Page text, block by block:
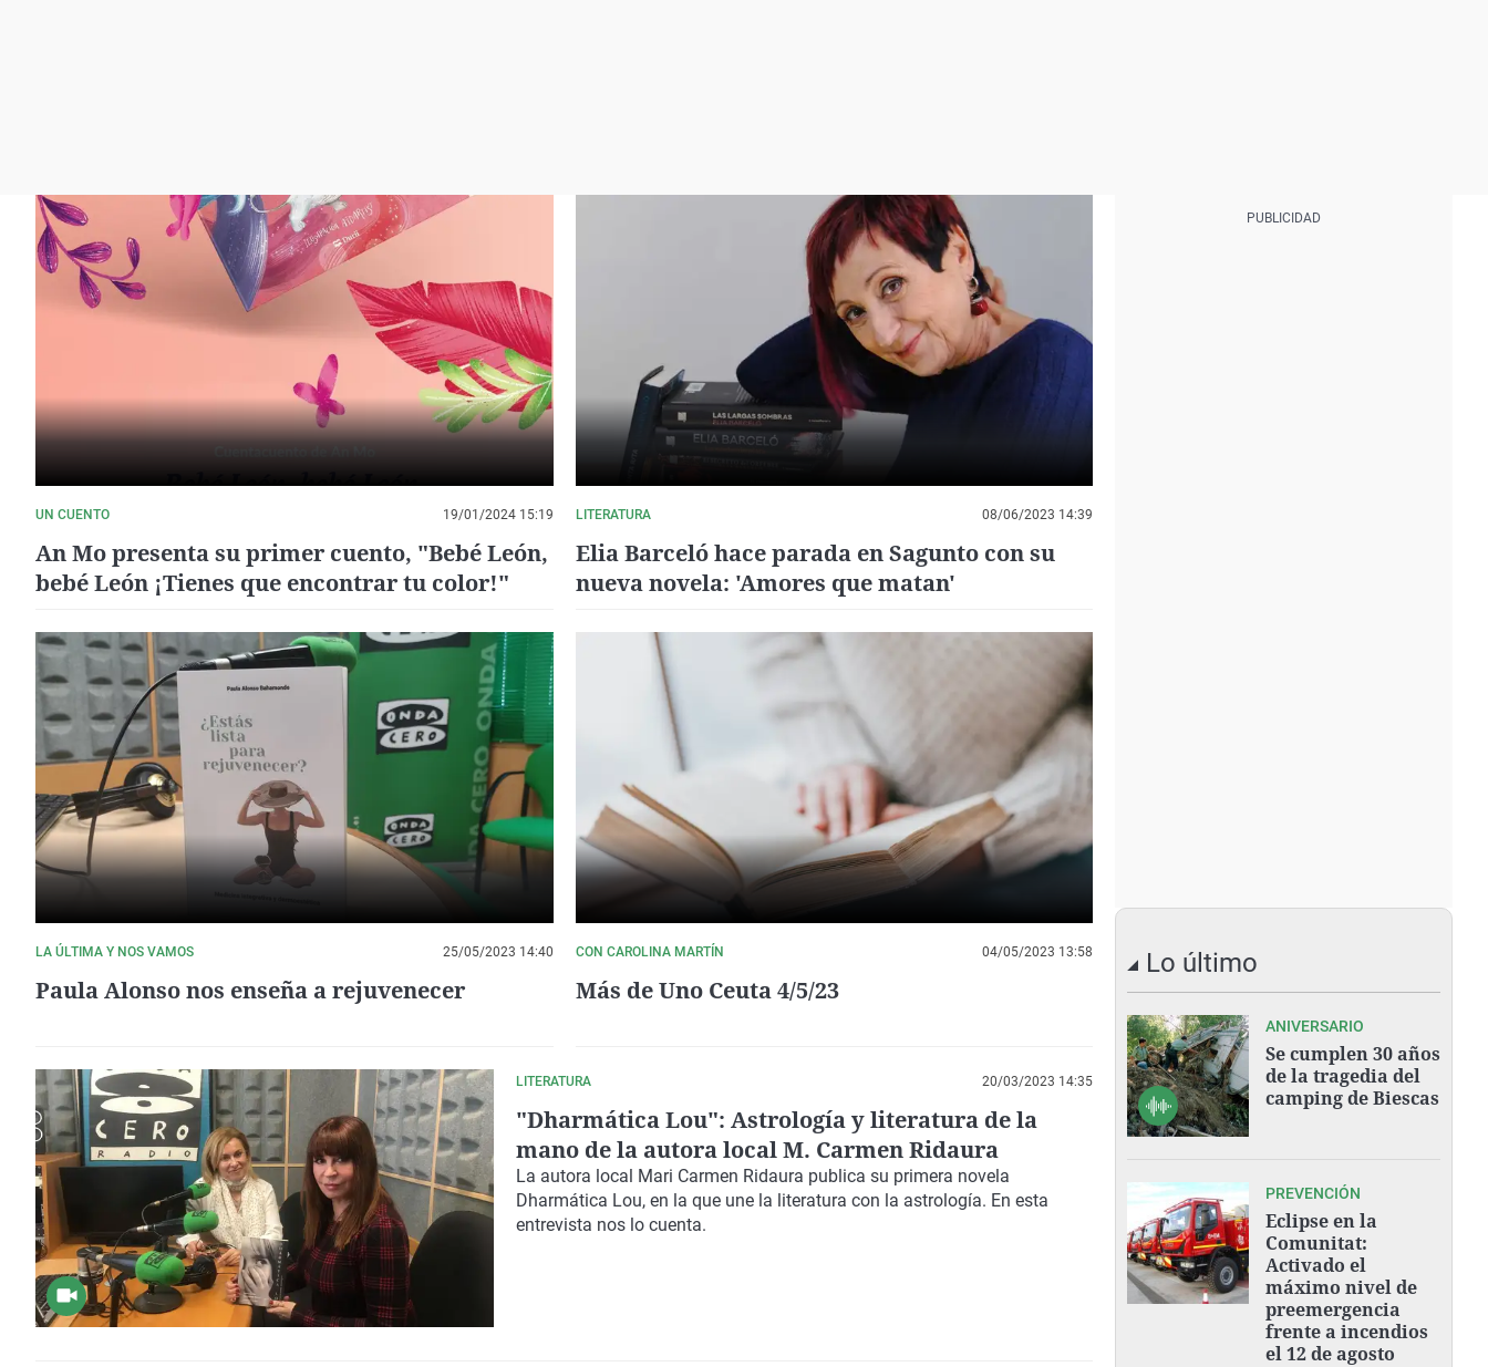
UN CUENTO 19/01/2024 15:19
An Mo presenta su primer cuento, "Bebé León,
bebé León ¡Tienes que encontrar tu color!"
LITERATURA 08/06/2023 14:39
Elia Barceló hace parada en Sagunto con su
nueva novela: 'Amores que matan'
LA ÚLTIMA Y NOS VAMOS 25/05/2023 14:40
Paula Alonso nos enseña a rejuvenecer
CON CAROLINA MARTÍN 04/05/2023 13:58
Más de Uno Ceuta 4/5/23
LITERATURA 20/03/2023 14:35
"Dharmática Lou": Astrología y literatura de la
mano de la autora local M. Carmen Ridaura
La autora local Mari Carmen Ridaura publica su primera novela
Dharmática Lou, en la que une la literatura con la astrología. En esta
entrevista nos lo cuenta.
Lo último
ANIVERSARIO
Se cumplen 30 años
de la tragedia del
camping de Biescas
PREVENCIÓN
Eclipse en la
Comunitat:
Activado el
máximo nivel de
preemergencia
frente a incendios
el 12 de agosto